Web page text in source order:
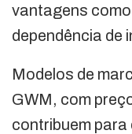
vantagens
dependência de
Modelos de
GWM, com
contribuem